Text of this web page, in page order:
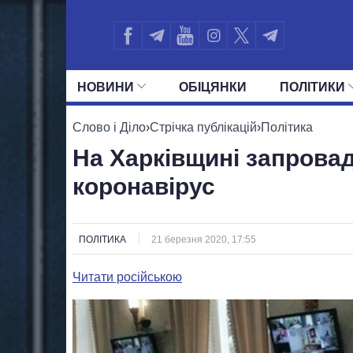
НОВИНИ ОБIЦЯНКИ ПОЛIТИКИ
УСІ ПОЛІТИКИ ПРЕЗИДЕНТ І ОФІС
Слово і Діло›Стрічка публікацій›Політика
На Харківщині
коронавірус
ПОЛІТИКА 21 березня 2020, 17:55
Читати російською